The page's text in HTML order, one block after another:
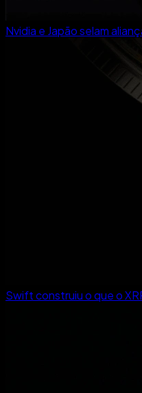
Nvidia e Japão selam
Swift construiu o que o